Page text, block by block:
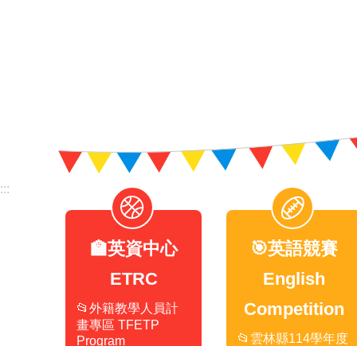
:::
🏫英資中心
ETRC
📂外籍教學人員計
畫專區 TFETP
Program
🎯英語競賽
English
Competition
📂雲林縣114學年度